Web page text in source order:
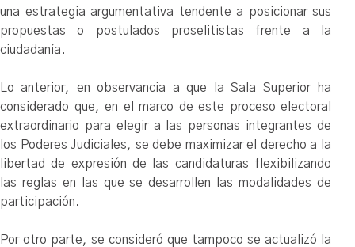
una estrategia argumentativa tendente a posicionar sus
propuestas o postulados proselitistas frente a la
ciudadanía.
Lo anterior, en observancia a que la Sala Superior ha
considerado que, en el marco de este proceso electoral
extraordinario para elegir a las personas integrantes de
los Poderes Judiciales, se debe maximizar el derecho a la
libertad de expresión de las candidaturas flexibilizando
las reglas en las que se desarrollen las modalidades de
participación.
Por otro parte, se consideró que tampoco se actualizó la